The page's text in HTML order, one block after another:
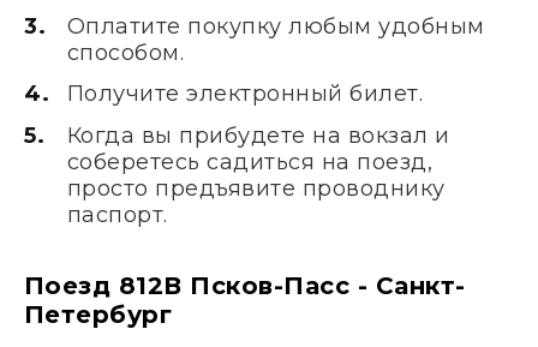
Оплатите покупку любым удобным
способом.
Получите электронный билет.
Когда вы прибудете на вокзал и
соберетесь садиться на поезд,
просто предъявите проводнику
паспорт.
Поезд 812В Псков-Пасс - Санкт-
Петербург